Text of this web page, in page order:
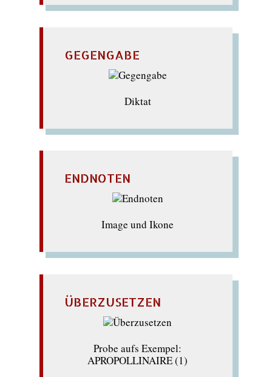
GEGENGABE
Diktat
ENDNOTEN
Image und Ikone
ÜBERZUSETZEN
Probe aufs Exempel:
APROPOLLINAIRE (1)